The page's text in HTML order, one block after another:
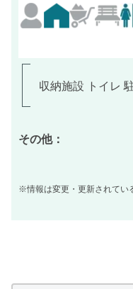
収納施設 トイレ
その他：
※情報は変更・更新されてい